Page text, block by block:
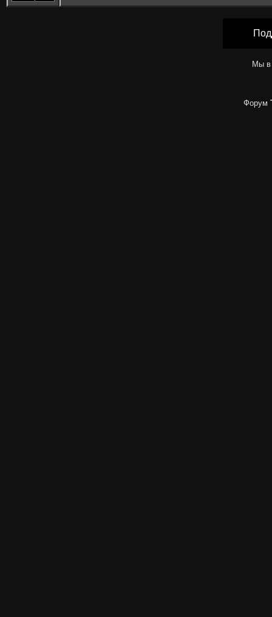
Мы в
Форум